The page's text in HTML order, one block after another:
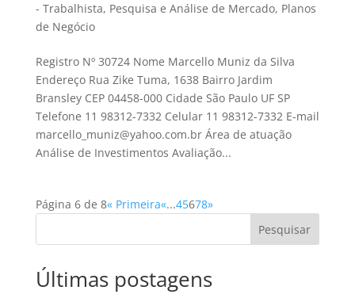
- Trabalhista, Pesquisa e Análise de Mercado, Planos
de Negócio
Registro Nº 30724 Nome Marcello Muniz da Silva
Endereço Rua Zike Tuma, 1638 Bairro Jardim
Bransley CEP 04458-000 Cidade São Paulo UF SP
Telefone 11 98312-7332 Celular 11 98312-7332 E-mail
marcello_muniz@yahoo.com.br Área de atuação
Análise de Investimentos Avaliação...
Página 6 de 8« Primeira«...45678»
Pesquisar
Últimas postagens